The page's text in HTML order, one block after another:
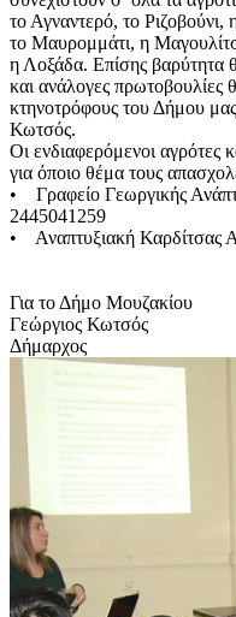
το Αγναντερό, το
το Μαυρομμάτι, η
η Λοξάδα. Επίσης βαρύτητα
και ανάλογες
κτηνοτρόφους του Δήμου
Κωτσός.
Οι ενδιαφερόμενοι αγρότες
για όποιο θέμα τους
• Γραφείο Γεωργικής
2445041259
• Αναπτυξιακή
Για το Δήμο Μουζακίου
Γεώργιος Κωτσός
Δήμαρχος